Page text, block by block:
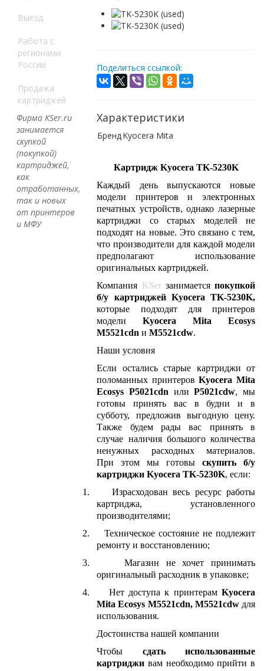
Выезд
Работа с
регионами
России
Продажа
картриджей
Фирма KSer.ru
занимается
скупкой
(покупкой)
картриджей,
как
отработанных,
так и новых
от принтеров
и МФУ
Поделиться ссылкой:
Характеристики
БрендKyocera Mita
Картридж Kyocera TK-5230K
Каждый день выпускаются новые
модели принтеров и электронных
печатных устройств, однако лазерные
картриджи со старых моделей не
подходят на новые. Это связано с тем,
что производители для каждой модели
предполагают использование
оригинальных картриджей.
Компания KSerзанимается покупкой
б/у картриджей Kyocera TK-5230K,
которые подходят для принтеров
моделиKyocera Mita Ecosys
M5521cdnи M5521cdw.
Наши условия
Если остались старые картриджи от
поломанных принтеровKyocera Mita
Ecosys P5021cdn илиP5021cdw, мы
готовы принять вас в будни и в
субботу, предложив выгодную цену.
Также будем рады вас принять в
случае наличия большого количества
ненужных расходных материалов.
При этом мы готовыскупить б/у
картриджи Kyocera TK-5230K, если:
1.
Израсходован весь ресурс работы
картриджа, установленного
производителями;
2.
Техническое состояние не подлежит
ремонту и восстановлению;
3.
Магазин не хочет принимать
оригинальный расходник в упаковке;
4.
Нет доступа к принтерам Kyocera
Mita Ecosys M5521cdn, M5521cdw для
использования.
Достоинства нашей компании
Чтобы сдать использованные
картриджи вам необходимо прийти в